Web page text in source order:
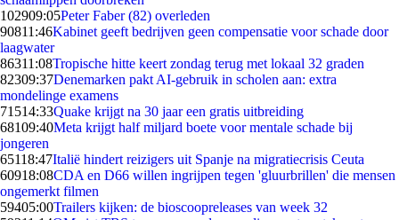
102909:05Peter Faber (82) overleden
90811:46Kabinet geeft bedrijven geen compensatie voor schade door
laagwater
86311:08Tropische hitte keert zondag terug met lokaal 32 graden
82309:37Denemarken pakt AI-gebruik in scholen aan: extra
mondelinge examens
71514:33Quake krijgt na 30 jaar een gratis uitbreiding
68109:40Meta krijgt half miljard boete voor mentale schade bij
jongeren
65118:47Italië hindert reizigers uit Spanje na migratiecrisis Ceuta
60918:08CDA en D66 willen ingrijpen tegen 'gluurbrillen' die mensen
ongemerkt filmen
59405:00Trailers kijken: de bioscoopreleases van week 32